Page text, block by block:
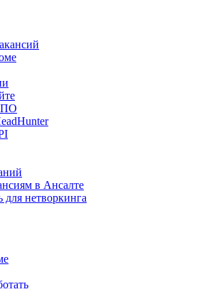
ПО
в Ансалте
для нетворкинга